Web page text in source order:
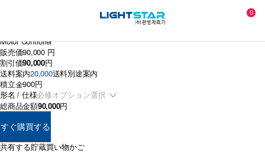
0
Motor Controller
販売価90,000 円
割引価90,000円
送料案内20,000送料別途案内
積立金900円
形名 / 仕様
総商品金額90,000円
すぐ購買する
共有する貯蔵買い物かご